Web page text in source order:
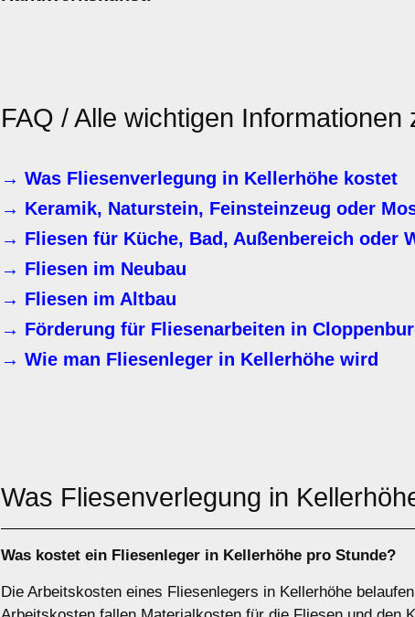
FAQ / Alle wichtigen Informationen
→ Was Fliesenverlegung in Kellerhöhe kostet
→ Keramik, Naturstein, Feinsteinzeug oder
→ Fliesen für Küche, Bad, Außenbereich oder
→ Fliesen im Neubau
→ Fliesen im Altbau
→ Förderung für Fliesenarbeiten in
→ Wie man Fliesenleger in Kellerhöhe wird
Was Fliesenverlegung in
Was kostet ein Fliesenleger in Kellerhöhe pro Stunde?
Die Arbeitskosten eines Fliesenlegers in Kellerhöhe